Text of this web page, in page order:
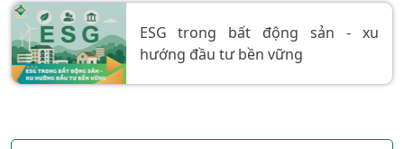
ESG trong bất động sản - xu
hướng đầu tư bền vững